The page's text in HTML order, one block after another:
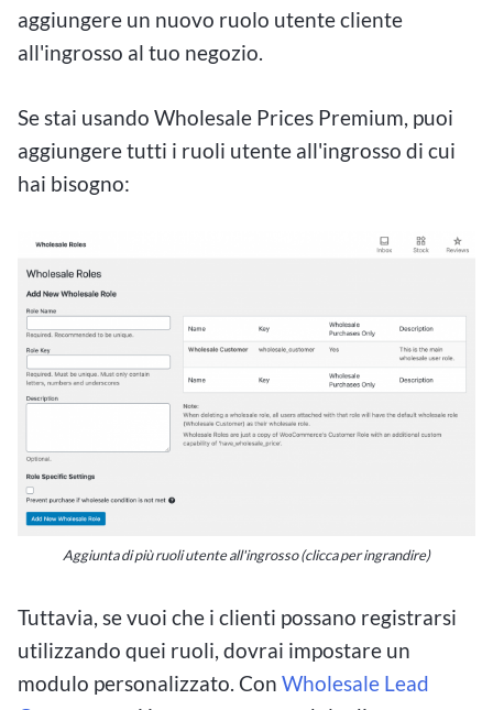
aggiungere un nuovo ruolo utente cliente
all'ingrosso al tuo negozio.
Se stai usando Wholesale Prices Premium, puoi
aggiungere tutti i ruoli utente all'ingrosso di cui
hai bisogno:
Aggiunta di più ruoli utente all'ingrosso(clicca per ingrandire)
Tuttavia, se vuoi che i clienti possano registrarsi
utilizzando quei ruoli, dovrai impostare un
modulo personalizzato. Con Wholesale Lead